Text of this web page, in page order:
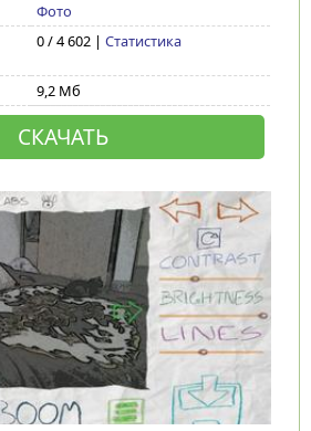
Фото
0 / 4 602 | Статистика
9,2 Мб
СКАЧАТЬ